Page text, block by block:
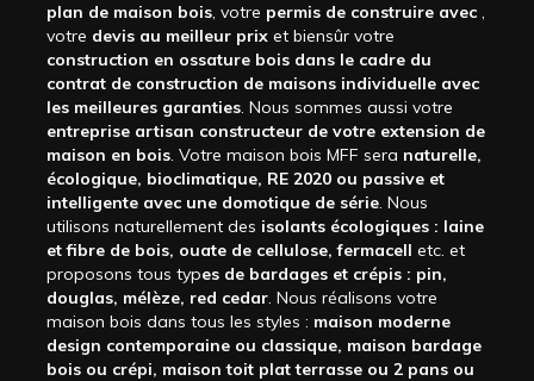
plan de maison bois, votre permis de construire avec ,
votre devis au meilleur prix et biensûr votre
construction en ossature bois dans le cadre du
contrat de construction de maisons individuelle avec
les meilleures garanties. Nous sommes aussi votre
entreprise artisan constructeur de votre extension de
maison en bois. Votre maison bois MFF sera naturelle,
écologique, bioclimatique, RE 2020 ou passive et
intelligente avec une domotique de série. Nous
utilisons naturellement des isolants écologiques : laine
et fibre de bois, ouate de cellulose, fermacell etc. et
proposons tous types de bardages et crépis : pin,
douglas, mélèze, red cedar. Nous réalisons votre
maison bois dans tous les styles : maison moderne
design contemporaine ou classique, maison bardage
bois ou crépi, maison toit plat terrasse ou 2 pans ou